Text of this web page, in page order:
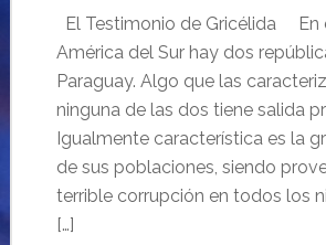
El Testimonio de Gricélida En
América del Sur hay dos
Paraguay. Algo que las
ninguna de las dos tiene salida
Igualmente característica es la
de sus poblaciones, siendo
terrible corrupción en todos los
[…]